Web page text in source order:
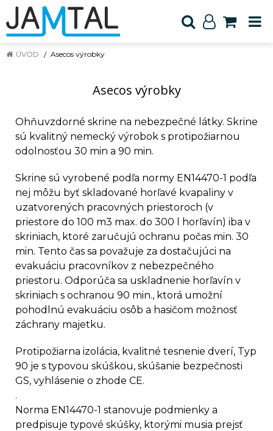
ÚVOD Asecos výrobky
Asecos výrobky
Ohňuvzdorné skrine na nebezpečné látky. Skrine
sú kvalitný nemecký výrobok s protipožiarnou
odolnosťou 30 min a 90 min.
Skrine sú vyrobené podľa normy EN14470-1 podľa
nej môžu byť skladované horľavé kvapaliny v
uzatvorených pracovných priestoroch (v
priestore do 100 m3 max. do 300 l horľavín) iba v
skriniach, ktoré zaručujú ochranu počas min. 30
min. Tento čas sa považuje za dostačujúci na
evakuáciu pracovníkov z nebezpečného
priestoru. Odporúča sa uskladnenie horľavín v
skriniach s ochranou 90 min., ktorá umožní
pohodlnú evakuáciu osôb a hasičom možnosť
záchrany majetku.
Protipožiarna izolácia, kvalitné tesnenie dverí, Typ
90 je s typovou skúškou, skúšanie bezpečnosti
GS, vyhlásenie o zhode CE.
.
Norma EN14470-1 stanovuje podmienky a
predpisuje typové skúšky, ktorými musia prejsť